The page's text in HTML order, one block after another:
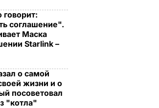
соглашение".
Маска
Starlink –
о самой
жизни и о
посоветовал
"котла"